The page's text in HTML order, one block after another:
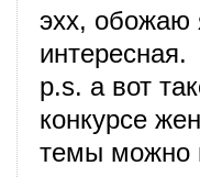
эхх, обожаю
интересная.
p.s. а вот
конкурсе
темы можно